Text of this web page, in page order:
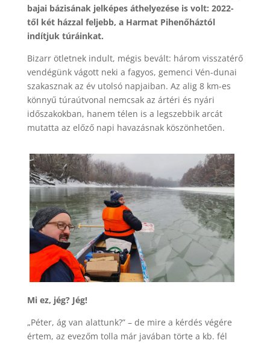
bajai bázisának jelképes áthelyezése is volt: 2022-
től két házzal feljebb, a Harmat Pihenőháztól
indítjuk túráinkat.
Bizarr ötletnek indult, mégis bevált: három visszatérő
vendégünk vágott neki a fagyos, gemenci Vén-dunai
szakasznak az év utolsó napjaiban. Az alig 8 km-es
könnyű túraútvonal nemcsak az ártéri és nyári
időszakokban, hanem télen is a legszebbik arcát
mutatta az előző napi havazásnak köszönhetően.
Mi ez, jég? Jég!
„Péter, ág van alattunk?” – de mire a kérdés végére
értem, az evezőm tolla már javában törte a kb. fél